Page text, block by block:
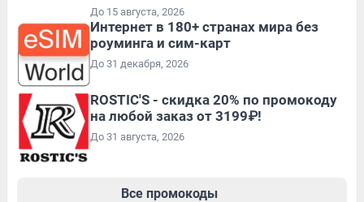
До 15 августа, 2026
Интернет в 180+ странах мира без
роуминга и сим-карт
До 31 декабря, 2026
ROSTIC'S - скидка 20% по промокоду
на любой заказ от 3199₽!
До 31 августа, 2026
Все промокоды